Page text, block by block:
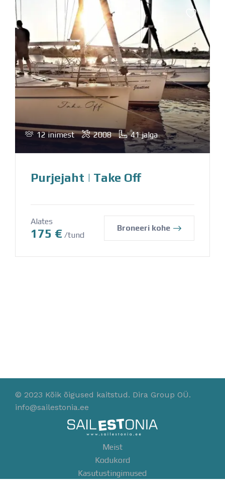
12 inimest 2008 41 jalga
Purjejaht | Take Off
Alates
175 € /tund
Broneeri kohe
© 2023 Kõik õigused kaitstud. Dira Group OÜ.
info@sailestonia.ee
Meist
Kodukord
Kasutustingimused